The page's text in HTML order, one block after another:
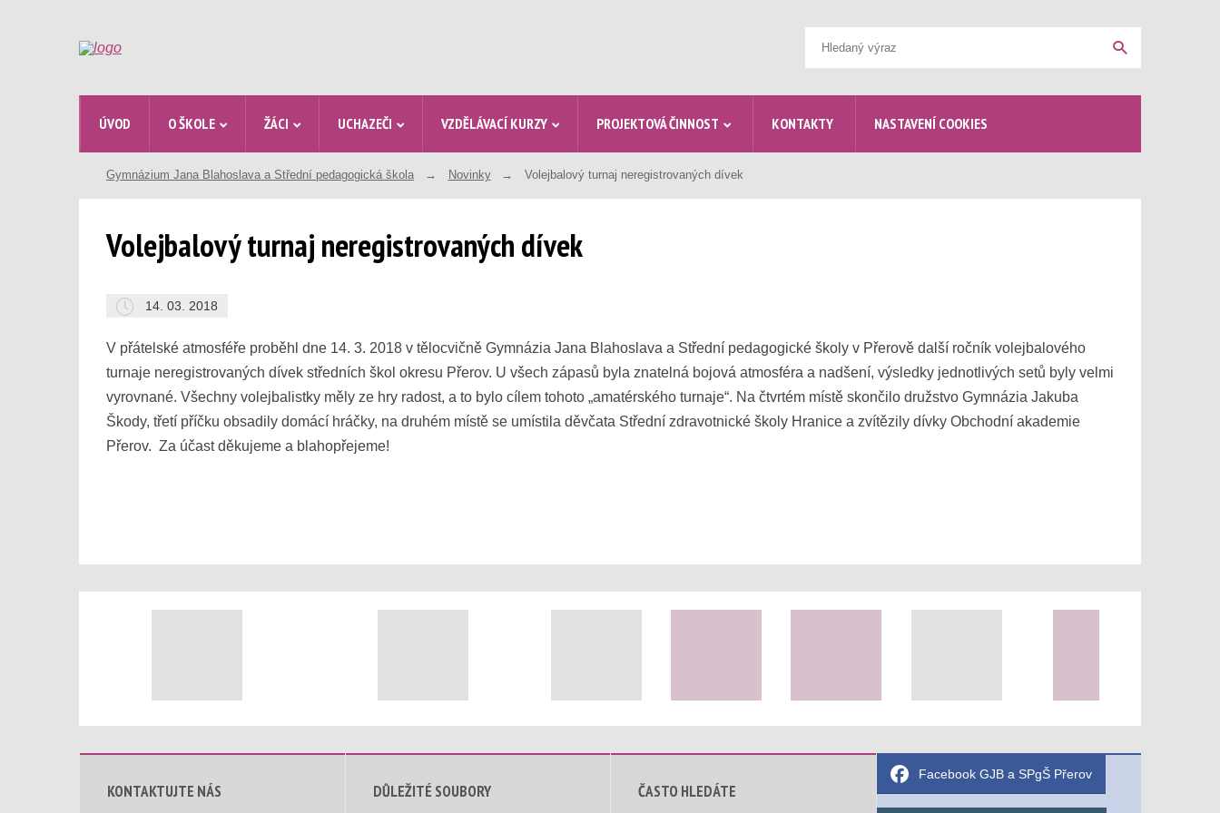
Hledat
ÚVOD O ŠKOLE ŽÁCI UCHAZEČI VZDĚLÁVACÍ KURZY PROJEKTOVÁ ČINNOST KONTAKTY NASTAVENÍ COOKIES
Gymnázium Jana Blahoslava a Střední pedagogická škola Novinky Volejbalový turnaj neregistrovaných dívek
Volejbalový turnaj neregistrovaných dívek
14. 03. 2018
V přátelské atmosféře proběhl dne 14. 3. 2018 v tělocvičně Gymnázia Jana Blahoslava a Střední pedagogické školy v Přerově další ročník volejbalového
turnaje neregistrovaných dívek středních škol okresu Přerov. U všech zápasů byla znatelná bojová atmosféra a nadšení, výsledky jednotlivých setů byly velmi
vyrovnané. Všechny volejbalistky měly ze hry radost, a to bylo cílem tohoto „amatérského turnaje“. Na čtvrtém místě skončilo družstvo Gymnázia Jakuba
Škody, třetí příčku obsadily domácí hráčky, na druhém místě se umístila děvčata Střední zdravotnické školy Hranice a zvítězily dívky Obchodní akademie
Přerov. Za účast děkujeme a blahopřejeme!
KONTAKTUJTE NÁS DŮLEŽITÉ SOUBORY ČASTO HLEDÁTE
Facebook GJB a SPgŠ Přerov